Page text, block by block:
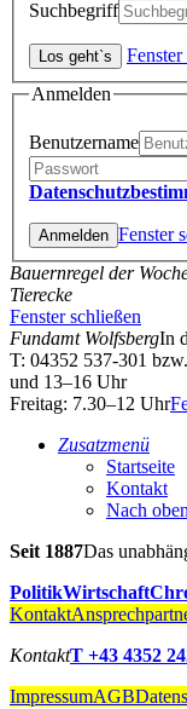
Suchbegriff
Fenster
Anmelden
Benutzername
Fenster
Bauernregel der
Tierecke
Fenster schließen
Fundamt WolfsbergIn
T: 04352 537-301
und 13–16 Uhr
Freitag: 7.30–12 Uhr
Zusatzmenü
Startseite
Kontakt
Nach oben
Seit 1887Das
PolitikWirtschaft
Kontakt
KontaktT +43 4352
ImpressumAGB